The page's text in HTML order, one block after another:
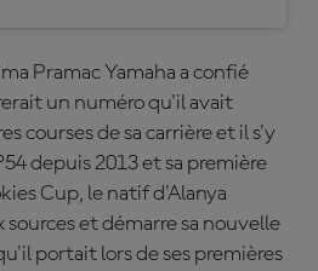
Pramac Yamaha a confié
un numéro qu'il avait
courses de sa carrière et il s'y
depuis 2013 et sa première
Cup, le natif d'Alanya
et démarre sa nouvelle
portait lors de ses premières